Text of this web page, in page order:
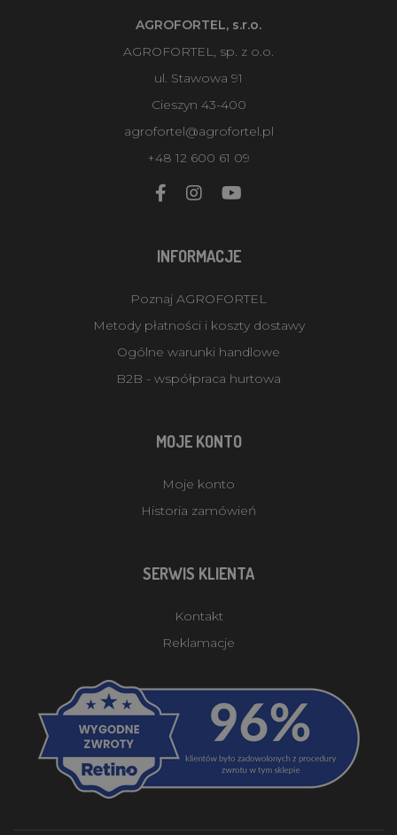
AGROFORTEL, s.r.o.
AGROFORTEL, sp. z o.o.
ul. Stawowa 91
Cieszyn 43-400
agrofortel@agrofortel.pl
+48 12 600 61 09
INFORMACJE
Poznaj AGROFORTEL
Metody płatności i koszty dostawy
Ogólne warunki handlowe
B2B - współpraca hurtowa
MOJE KONTO
Moje konto
Historia zamówień
SERWIS KLIENTA
Kontakt
Reklamacje